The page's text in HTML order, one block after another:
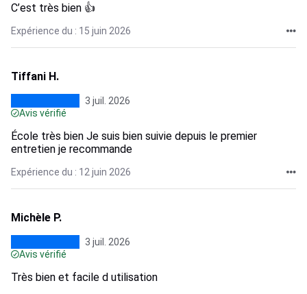
C’est très bien 👍
Expérience du : 15 juin 2026
Tiffani H.
3 juil. 2026
Avis vérifié
École très bien Je suis bien suivie depuis le premier
entretien je recommande
Expérience du : 12 juin 2026
Michèle P.
3 juil. 2026
Avis vérifié
Très bien et facile d utilisation